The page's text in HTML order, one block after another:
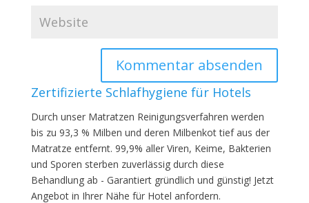
Zertifizierte Schlafhygiene für Hotels
Durch unser Matratzen Reinigungsverfahren werden
bis zu 93,3 % Milben und deren Milbenkot tief aus der
Matratze entfernt. 99,9% aller Viren, Keime, Bakterien
und Sporen sterben zuverlässig durch diese
Behandlung ab - Garantiert gründlich und günstig! Jetzt
Angebot in Ihrer Nähe für Hotel anfordern.